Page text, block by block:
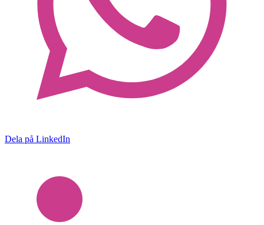
Dela på LinkedIn